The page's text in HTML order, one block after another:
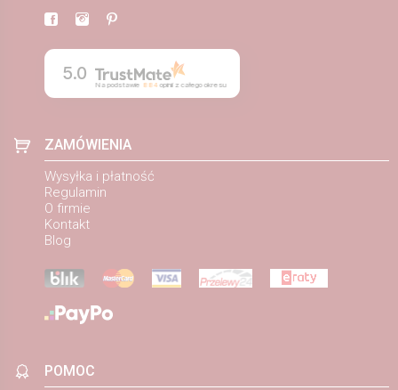
5.0
Na podstawie 884opinii z całego okresu
ZAMÓWIENIA
Wysyłka i płatność
Regulamin
O firmie
Kontakt
Blog
POMOC